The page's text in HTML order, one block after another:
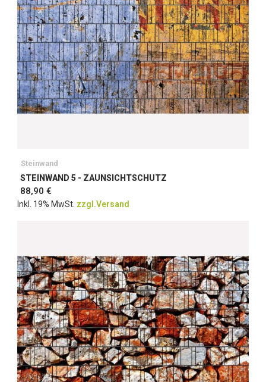
Steinwand
STEINWAND 5 - ZAUNSICHTSCHUTZ
88,90 €
Inkl. 19% MwSt. zzgl.Versand